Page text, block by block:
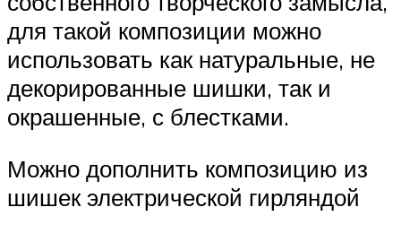
для такой композиции можно
использовать как натуральные, не
декорированные шишки, так и
окрашенные, с блестками.
Можно дополнить композицию из
шишек электрической гирляндой